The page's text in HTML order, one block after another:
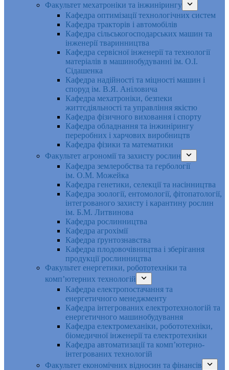
Факультет мехатроніки та інжинірингу
Кафедра оптимізації технологічних систем
Кафедра тракторів і автомобілів
Кафедра сільськогосподарських машин та
інженерії тваринництва
Кафедра cервісної інженерії та технології
матеріалів в машинобудуванні ім. О.І.
Сідашенка
Кафедра надійності та міцності машин і
споруд ім. В.Я. Аніловича
Кафедра мехатроніки, безпеки
життєдіяльності та управління якістю
Кафедра фізичного виховання і спорту
Кафедра обладнання та інжинірингу
переробних і харчових виробництв
Кафедра фізики та математики
Факультет агрономії та захисту рослин
Кафедра землеробства та гербології
ім. О.М. Можейка
Кафедра генетики, селекції та насінництва
Кафедра зоології, ентомології, фітопатології,
інтегрованого захисту і карантину рослин
ім. Б.М. Литвинова
Кафедра рослинництва
Кафедра агрохімії
Кафедра ґрунтознавства
Кафедра плодовочівництва і зберігання
продукції рослинництва
Факультет енергетики, робототехніки та
комп’ютерних технологій
Кафедра електропостачання та
енергетичного менеджменту
Кафедра інтегрованих електротехнологій та
енергетичного машинобудування
Кафедра електромеханіки, робототехніки,
біомедичної інженерії та електротехніки
Кафедра автоматизації та комп’ютерно-
інтегрованих технологій
Факультет економічних відносин та фінансів